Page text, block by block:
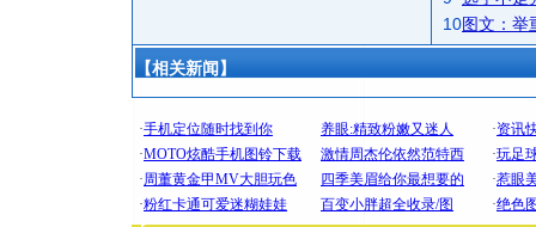
10图文：举
【相关新闻】
[圣诞节]
你太多